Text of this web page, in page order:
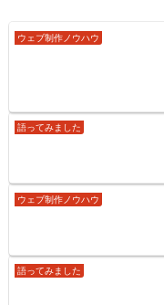
ウェブ制作ノウハウ
語ってみました
ウェブ制作ノウハウ
語ってみました